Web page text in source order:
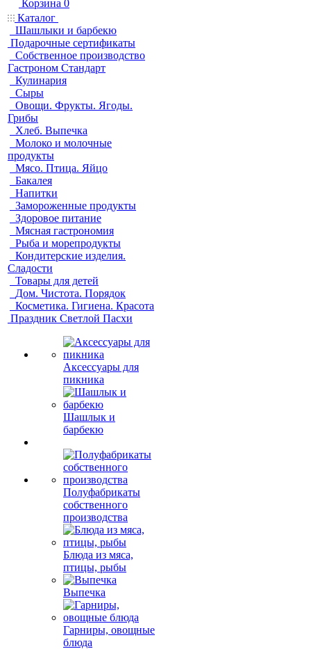
Корзина 0
Каталог
Шашлыки и барбекю
Подарочные сертификаты
Собственное производство
Гастроном Стандарт
Кулинария
Сыры
Овощи. Фрукты. Ягоды.
Грибы
Хлеб. Выпечка
Молоко и молочные
продукты
Мясо. Птица. Яйцо
Бакалея
Напитки
Замороженные продукты
Здоровое питание
Мясная гастрономия
Рыба и морепродукты
Кондитерские изделия.
Сладости
Товары для детей
Дом. Чистота. Порядок
Косметика. Гигиена. Красота
Праздник Светлой Пасхи
Аксессуары для
пикника
Шашлык и
барбекю
Полуфабрикаты
собственного
производства
Блюда из мяса,
птицы, рыбы
Выпечка
Гарниры, овощные
блюда